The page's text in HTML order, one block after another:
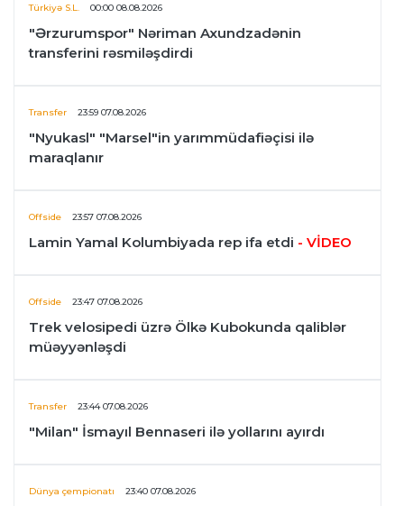
Türkiyə S.L. 00:00 08.08.2026
"Ərzurumspor" Nəriman Axundzadənin
transferini rəsmiləşdirdi
Transfer 23:59 07.08.2026
"Nyukasl" "Marsel"in yarımmüdafiəçisi ilə
maraqlanır
Offside 23:57 07.08.2026
Lamin Yamal Kolumbiyada rep ifa etdi - VİDEO
Offside 23:47 07.08.2026
Trek velosipedi üzrə Ölkə Kubokunda qaliblər
müəyyənləşdi
Transfer 23:44 07.08.2026
"Milan" İsmayıl Bennaseri ilə yollarını ayırdı
Dünya çempionatı 23:40 07.08.2026